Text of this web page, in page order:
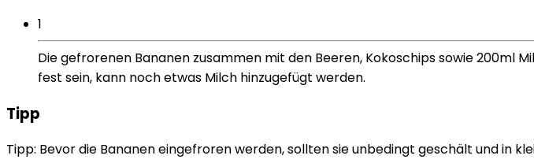
1
Die gefrorenen Bananen zusammen mit den Beeren, Kokoschips sowie 200ml
fest sein, kann noch etwas Milch hinzugefügt werden.
Tipp
Tipp: Bevor die Bananen eingefroren werden, sollten sie unbedingt geschält und in